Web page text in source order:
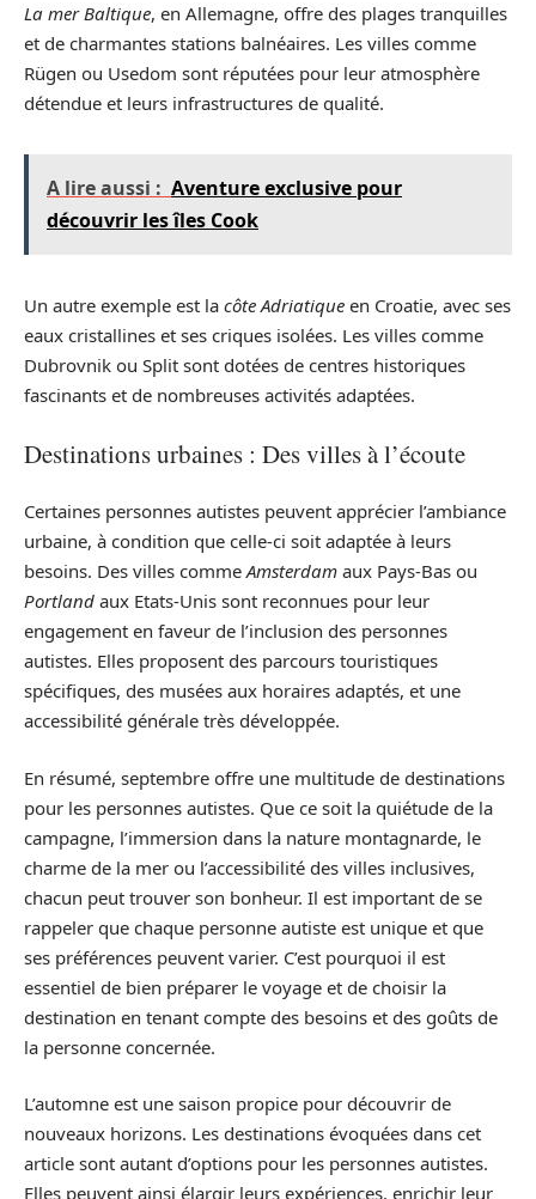
La mer Baltique, en Allemagne, offre des plages tranquilles
et de charmantes stations balnéaires. Les villes comme
Rügen ou Usedom sont réputées pour leur atmosphère
détendue et leurs infrastructures de qualité.
A lire aussi : Aventure exclusive pour
découvrir les îles Cook
Un autre exemple est la côte Adriatique en Croatie, avec ses
eaux cristallines et ses criques isolées. Les villes comme
Dubrovnik ou Split sont dotées de centres historiques
fascinants et de nombreuses activités adaptées.
Destinations urbaines : Des villes à l’écoute
Certaines personnes autistes peuvent apprécier l’ambiance
urbaine, à condition que celle-ci soit adaptée à leurs
besoins. Des villes commeAmsterdam aux Pays-Bas ou
Portland aux Etats-Unis sont reconnues pour leur
engagement en faveur de l’inclusion des personnes
autistes. Elles proposent des parcours touristiques
spécifiques, des musées aux horaires adaptés, et une
accessibilité générale très développée.
En résumé, septembre offre une multitude de destinations
pour les personnes autistes. Que ce soit la quiétude de la
campagne, l’immersion dans la nature montagnarde, le
charme de la mer ou l’accessibilité des villes inclusives,
chacun peut trouver son bonheur. Il est important de se
rappeler que chaque personne autiste est unique et que
ses préférences peuvent varier. C’est pourquoi il est
essentiel de bien préparer le voyage et de choisir la
destination en tenant compte des besoins et des goûts de
la personne concernée.
L’automne est une saison propice pour découvrir de
nouveaux horizons. Les destinations évoquées dans cet
article sont autant d’options pour les personnes autistes.
Elles peuvent ainsi élargir leurs expériences, enrichir leur